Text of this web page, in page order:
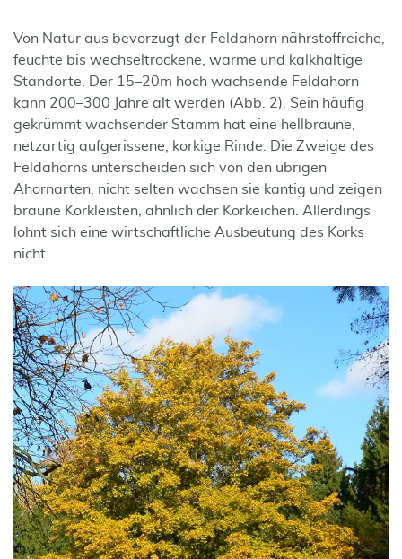
Von Natur aus bevorzugt der Feldahorn nährstoffreiche,
feuchte bis wechseltrockene, warme und kalkhaltige
Standorte. Der 15–20m hoch wachsende Feldahorn
kann 200–300 Jahre alt werden (Abb. 2). Sein häufig
gekrümmt wachsender Stamm hat eine hellbraune,
netzartig aufgerissene, korkige Rinde. Die Zweige des
Feldahorns unterscheiden sich von den übrigen
Ahornarten; nicht selten wachsen sie kantig und zeigen
braune Korkleisten, ähnlich der Korkeichen. Allerdings
lohnt sich eine wirtschaftliche Ausbeutung des Korks
nicht.